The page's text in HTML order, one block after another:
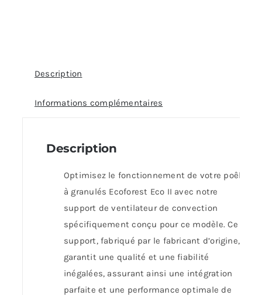
Description
Informations complémentaires
Description
Optimisez le fonctionnement de votre poêle
à granulés Ecoforest Eco II avec notre
support de ventilateur de convection
spécifiquement conçu pour ce modèle. Ce
support, fabriqué par le fabricant d’origine,
garantit une qualité et une fiabilité
inégalées, assurant ainsi une intégration
parfaite et une performance optimale de